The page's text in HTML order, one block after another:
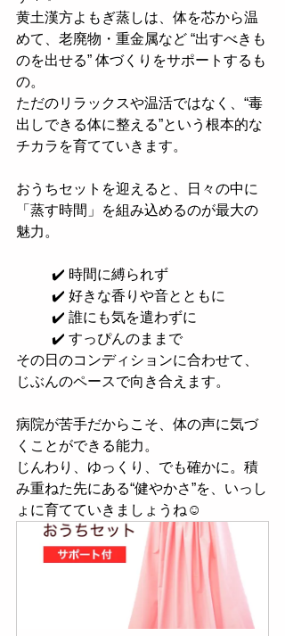
黄土漢方よもぎ蒸しは、体を芯から温
めて、老廃物・重金属など “出すべきも
のを出せる” 体づくりをサポートするも
の。
ただのリラックスや温活ではなく、“毒
出しできる体に整える”という根本的な
チカラを育てていきます。
おうちセットを迎えると、日々の中に
「蒸す時間」を組み込めるのが最大の
魅力。
✔️ 時間に縛られず
✔️ 好きな香りや音とともに
✔️ 誰にも気を遣わずに
✔️ すっぴんのままで
その日のコンディションに合わせて、
じぶんのペースで向き合えます。
病院が苦手だからこそ、体の声に気づ
くことができる能力。
じんわり、ゆっくり、でも確かに。積
み重ねた先にある“健やかさ”を、いっし
ょに育てていきましょうね☺️